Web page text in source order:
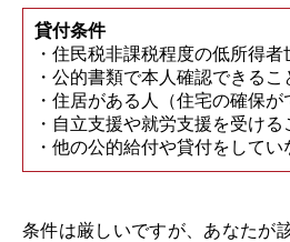
貸付条件
・住民税非課税程度の低所得者
・公的書類で本人確認できるこ
・住居がある人（住宅の確保が
・自立支援や就労支援を受け
・他の公的給付や貸付をしてい
条件は厳しいですが、あなたが